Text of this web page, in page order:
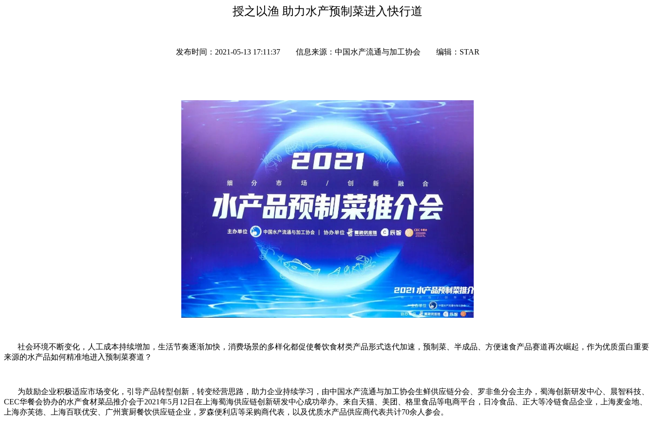
授之以渔 助力水产预制菜进入快行道
发布时间：2021-05-13 17:11:37 信息来源：中国水产流通与加工协会 编辑：STAR
社会环境不断变化，人工成本持续增加，生活节奏逐渐加快，消费场景的多样化都促使餐饮食材类产品形式迭代加速，预制菜、半成品、方便速食产品赛道再次崛起，作为优质蛋白重要
来源的水产品如何精准地进入预制菜赛道？
为鼓励企业积极适应市场变化，引导产品转型创新，转变经营思路，助力企业持续学习，由中国水产流通与加工协会生鲜供应链分会、罗非鱼分会主办，蜀海创新研发中心、晨智科技、
CEC华餐会协办的水产食材菜品推介会于2021年5月12日在上海蜀海供应链创新研发中心成功举办。来自天猫、美团、格里食品等电商平台，日冷食品、正大等冷链食品企业，上海麦金地、
上海亦芙徳、上海百联优安、广州寰厨餐饮供应链企业，罗森便利店等采购商代表，以及优质水产品供应商代表共计70余人参会。